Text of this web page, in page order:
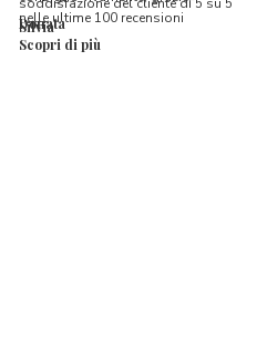
Donata
Silvia
nelle ultime 100 recensioni
Scopri di più